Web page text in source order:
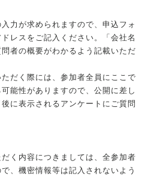
力が求められますので、申込フォ
レスをご記入ください。「会社名
者の概要がわかるよう記載いただ
だく際には、参加者全員にここで
能性がありますので、公開に差し
に表示されるアンケートにご質問
く内容につきましては、全参加者
、機密情報等は記入されないよう